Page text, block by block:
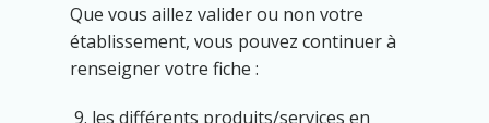
Que vous aillez valider ou non votre
établissement, vous pouvez continuer à
renseigner votre fiche :
les différents produits/services en